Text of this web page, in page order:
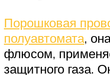
Порошковая
полуавтомата,
флюсом,
защитного газа.